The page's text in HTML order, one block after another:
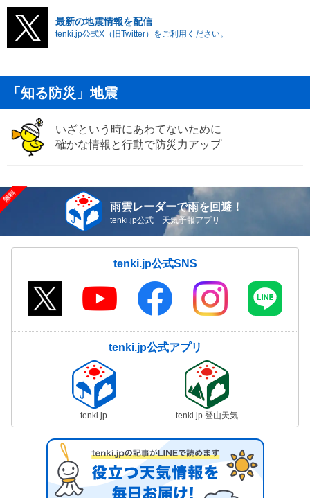
最新の地震情報を配信
tenki.jp公式X（旧Twitter）をご利用ください。
「知る防災」地震
いざという時にあわてないために
確かな情報と行動で防災力アップ
雨雲レーダーで雨を回避！
tenki.jp公式 天気予報アプリ
tenki.jp公式SNS
tenki.jp公式アプリ
tenki.jp tenki.jp 登山天気